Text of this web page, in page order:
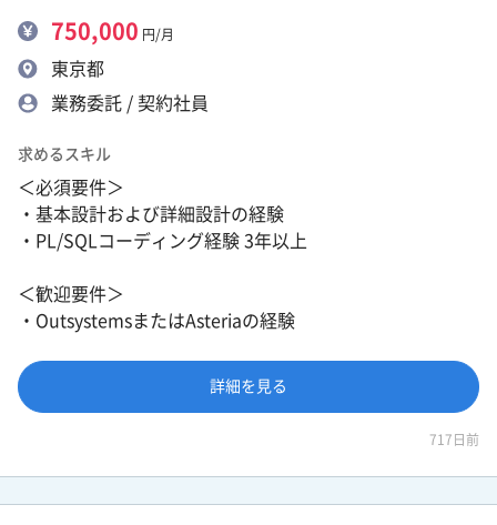
750,000 円/月
東京都
業務委託 / 契約社員
求めるスキル
＜必須要件＞
・基本設計および詳細設計の経験
・PL/SQLコーディング経験 3年以上
＜歓迎要件＞
・OutsystemsまたはAsteriaの経験
詳細を見る
717日前